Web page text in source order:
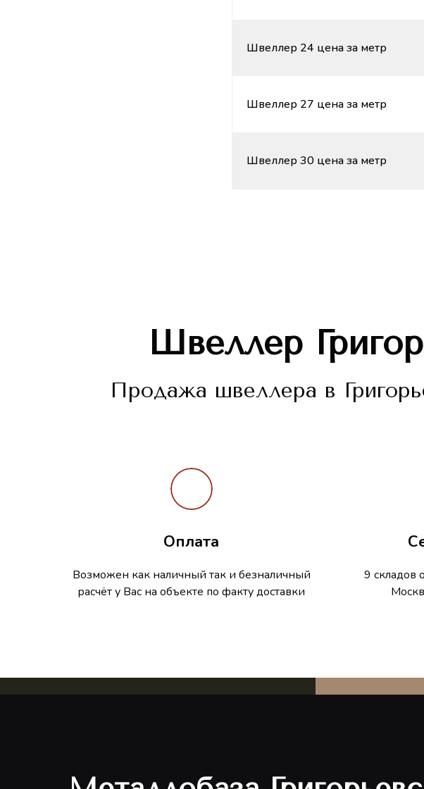
Швеллер 24 цена за метр
Швеллер 27 цена за метр
Швеллер 30 цена за метр
Швеллер
Продажа швеллера в
Оплата
Возможен как наличный так и безналичный
расчёт у Вас на объекте по факту доставки
9 складов